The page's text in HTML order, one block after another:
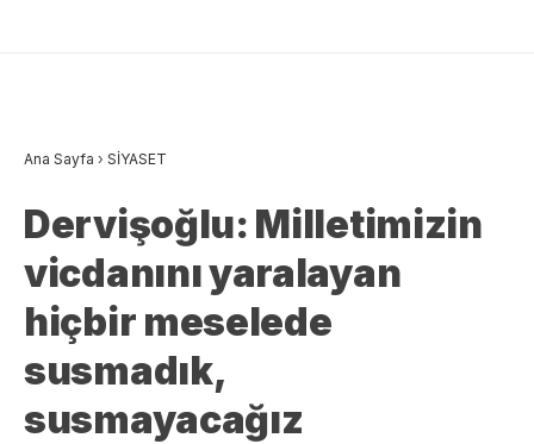
Ana Sayfa › SİYASET
Dervişoğlu: Milletimizin
vicdanını yaralayan
hiçbir meselede
susmadık,
susmayacağız